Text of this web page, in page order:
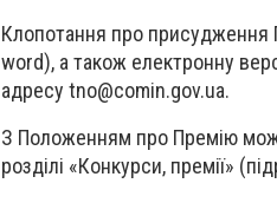
Клопотання про присудження
word), а також електронну
адресу tno@comin.gov.ua.
З Положенням про Премію
розділі «Конкурси, премії»